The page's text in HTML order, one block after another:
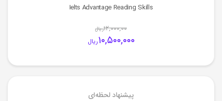
Ielts Advantage Reading Skills
۱۲,۰۰۰,۰۰ریال
۱۰,۵۰۰,۰۰۰ریال
پیشنهاد لحظه‌ای